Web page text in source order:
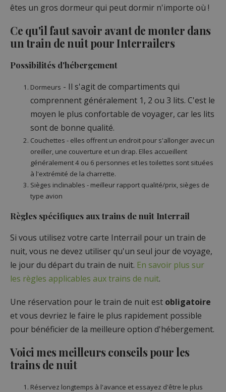
êtes un gros dormeur qui peut dormir n'importe où !
Ce qu'il faut savoir avant de monter dans
un train de nuit pour Interrailers
Possibilités d'hébergement
Dormeurs - Il s'agit de compartiments qui
comprennent généralement 1, 2 ou 3 lits. C'est le
moyen le plus confortable de voyager, car les lits
sont de bonne qualité.
Couchettes - elles offrent un endroit pour s'allonger avec un
oreiller, une couverture et un drap. Elles accueillent
généralement 4 ou 6 personnes et les toilettes sont situées
à l'extrémité de la charrette.
Sièges inclinables - meilleur rapport qualité/prix, sièges de
type avion
Règles spécifiques aux trains de nuit Interrail
Si vous utilisez votre carte Interrail pour un train de
nuit, vous ne devez utiliser qu'un seul jour de voyage,
le jour du départ du train de nuit. En savoir plus sur
les règles applicables aux trains de nuit.
Une réservation pour le train de nuit est obligatoire
et vous devriez le faire le plus rapidement possible
pour bénéficier de la meilleure option d'hébergement.
Voici mes meilleurs conseils pour les
trains de nuit
Réservez longtemps à l'avance et essayez d'être le plus